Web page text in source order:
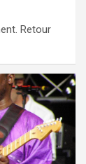
Retour